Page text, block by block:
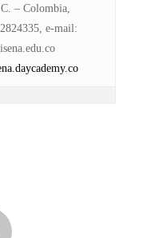
– Colombia,
e-mail: